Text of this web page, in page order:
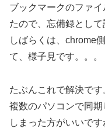
ブックマークのファ
たので、忘備録として
しばらくは、chrome
て、様子見です。。。
たぶんこれで解決です
複数のパソコンで同
しまった方がいいです